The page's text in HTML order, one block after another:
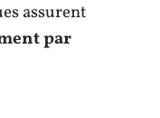
assurent
par